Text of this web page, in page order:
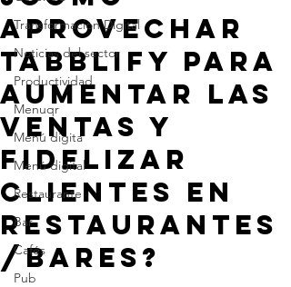
Transformacion Digital
Noticias del sector
Productividad
Menuqr
Menú digita
Menú digital
Restaurante
Bar
Cafés
Pub
aprovechar
TABBLIFY para
aumentar las
ventas y
fidelizar
clientes en
restaurantes
/bares?